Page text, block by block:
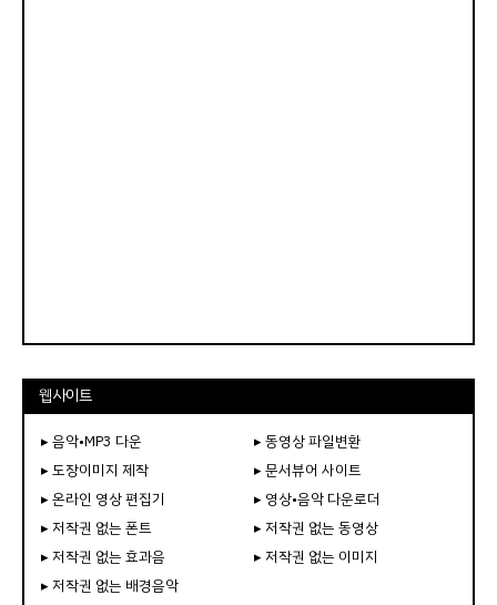
웹사이트
▸ 음악•MP3 다운
▸ 동영상 파일변환
▸ 도장이미지 제작
▸ 문서뷰어 사이트
▸ 온라인 영상 편집기
▸ 영상•음악 다운로더
▸ 저작권 없는 폰트
▸ 저작권 없는 동영상
▸ 저작권 없는 효과음
▸ 저작권 없는 이미지
▸ 저작권 없는 배경음악